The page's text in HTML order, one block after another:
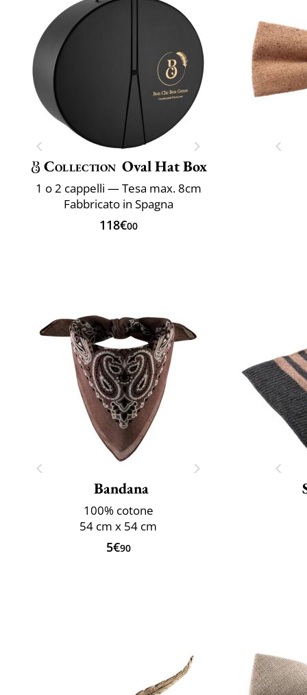
Collection Oval Hat Box
1 o 2 cappelli — Tesa max. 8cm
Fabbricato in Spagna
118€00
Bandana
100% cotone
54 cm x 54 cm
5€90